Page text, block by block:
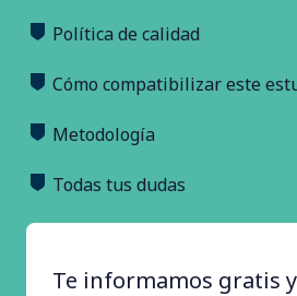
Política de calidad
Cómo compatibilizar este
Metodología
Todas tus dudas
Te informamos gratis